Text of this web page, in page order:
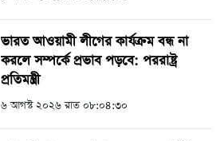
ভারত আওয়ামী লীগের কার্যক্রম বন্ধ না
করলে সম্পর্কে প্রভাব পড়বে: পররাষ্ট্র
প্রতিমন্ত্রী
৬ আগস্ট ২০২৬ রাত ০৮:০৪:৩০